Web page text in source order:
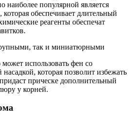
наиболее популярной является
обеспечивает длительный
реагенты обеспечат
так и миниатюрными
использовать фен со
которая позволит избежать
прическе дополнительный
у корней.